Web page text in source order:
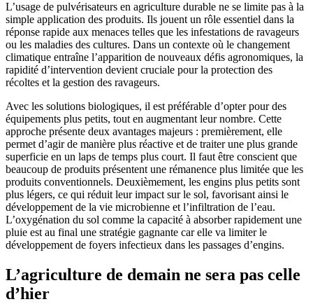
L’usage de pulvérisateurs en agriculture durable ne se limite pas à la
simple application des produits. Ils jouent un rôle essentiel dans la
réponse rapide aux menaces telles que les infestations de ravageurs
ou les maladies des cultures. Dans un contexte où le changement
climatique entraîne l’apparition de nouveaux défis agronomiques, la
rapidité d’intervention devient cruciale pour la protection des
récoltes et la gestion des ravageurs.
Avec les solutions biologiques, il est préférable d’opter pour des
équipements plus petits, tout en augmentant leur nombre. Cette
approche présente deux avantages majeurs : premièrement, elle
permet d’agir de manière plus réactive et de traiter une plus grande
superficie en un laps de temps plus court. Il faut être conscient que
beaucoup de produits présentent une rémanence plus limitée que les
produits conventionnels. Deuxièmement, les engins plus petits sont
plus légers, ce qui réduit leur impact sur le sol, favorisant ainsi le
développement de la vie microbienne et l’infiltration de l’eau.
L’oxygénation du sol comme la capacité à absorber rapidement une
pluie est au final une stratégie gagnante car elle va limiter le
développement de foyers infectieux dans les passages d’engins.
L’agriculture de demain ne sera pas celle
d’hier